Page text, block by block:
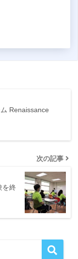
Renaissance
次の記事
を終